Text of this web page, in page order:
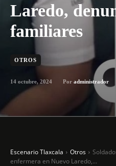
Laredo,
familiares
OTROS
14 octubre, 2024 Por administrador
Escenario Tlaxcala Otros
enfermera en Nuevo Laredo,...